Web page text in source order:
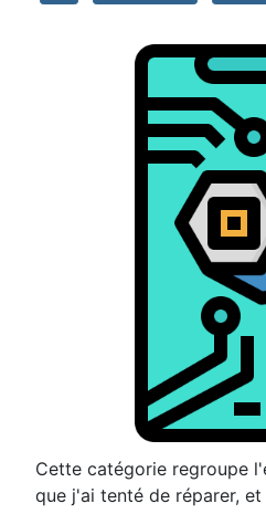
Cette catégorie regroupe
que j'ai tenté de réparer,